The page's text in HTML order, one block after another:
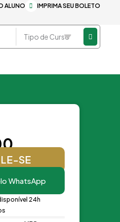
IMPRIMA SEU BOLETO
ALUNO
SE
WhatsApp
24h